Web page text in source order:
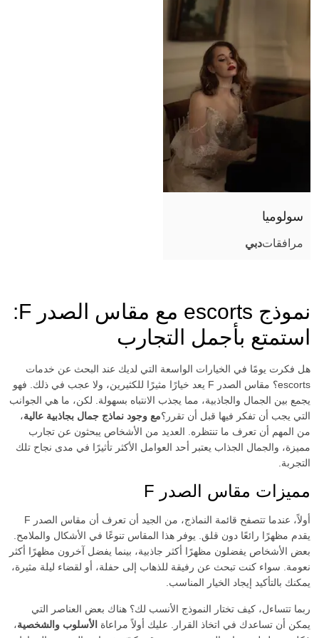
نموذج escorts مع مقاس الصدر F:
استمتع بأجمل التجارب
هل فكرت يومًا في الخيارات الواسعة التي لديك عند البحث عن خدمات
escorts؟ مقاس الصدر F يعد خيارًا مثيرًا للكثيرين، ولا عجب في ذلك. فهو
يجمع بين الجمال والجاذبية، مما يجذب الانتباه بسهولة. لكن، ما هي الجوانب
التي يجب أن تفكر فيها قبل أن تقرر؟مع وجود نماذج جمال بجاذبية عالية،
من المهم أن تعرف ما تنتظره. العديد من الأشخاص يبحثون عن تجارب
مميزة، والجمال الجذاب يعتبر أحد العوامل الأكثر تأثيرًا في مدى نجاح تلك
التجربة.
مميزات مقاس الصدر F
أولاً، عندما تتصفح قائمة النماذج، من الجيد أن تعرف أن مقاس الصدر F
يقدم مظهرًا رائعًا دون قلق. يوفر هذا المقاس تنوعًا في الأشكال والملامح.
بعض الأشخاص يفضلون مظهرًا أكثر جاذبية، بينما يفضل آخرون مظهرًا أكثر
نعومة. سواء كنت تبحث عن رفيقة للذهاب إلى حفلة، أو لقضاء ليلة مثيرة،
يمكنك بالتأكيد إيجاد الخيار المناسب.
ربما تتساءل، كيف تختار النموذج الأنسب لك؟ هناك بعض العناصر التي
يمكن أن تساعدك في اتخاذ القرار. عليك أولاً مراعاة
الأسلوب والشخصية،
سولوميا
مرافقاتدبي
حجم الصدر